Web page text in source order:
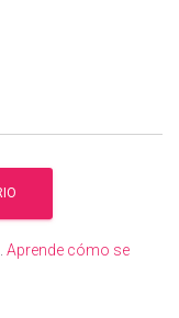
Aprende cómo se